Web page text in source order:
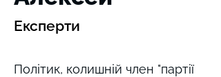
Експерти
Політик, колишній член "партії